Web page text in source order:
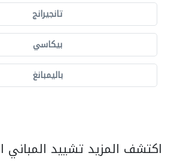
تانجيرانج
بيكاسي
باليمبانغ
اكتشف المزيد تشييد المباني